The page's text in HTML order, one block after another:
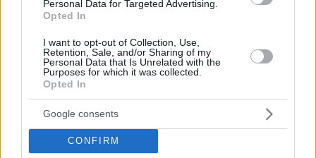
Personal Data for Targeted Advertising.
Opted In
I want to opt-out of Collection, Use,
Retention, Sale, and/or Sharing of my
Personal Data that Is Unrelated with the
Purposes for which it was collected.
Opted In
Google consents
CONFIRM